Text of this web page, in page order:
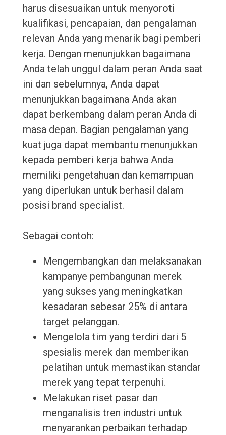
harus disesuaikan untuk menyoroti
kualifikasi, pencapaian, dan pengalaman
relevan Anda yang menarik bagi pemberi
kerja. Dengan menunjukkan bagaimana
Anda telah unggul dalam peran Anda saat
ini dan sebelumnya, Anda dapat
menunjukkan bagaimana Anda akan
dapat berkembang dalam peran Anda di
masa depan. Bagian pengalaman yang
kuat juga dapat membantu menunjukkan
kepada pemberi kerja bahwa Anda
memiliki pengetahuan dan kemampuan
yang diperlukan untuk berhasil dalam
posisi brand specialist.
Sebagai contoh:
Mengembangkan dan melaksanakan
kampanye pembangunan merek
yang sukses yang meningkatkan
kesadaran sebesar 25% di antara
target pelanggan.
Mengelola tim yang terdiri dari 5
spesialis merek dan memberikan
pelatihan untuk memastikan standar
merek yang tepat terpenuhi.
Melakukan riset pasar dan
menganalisis tren industri untuk
menyarankan perbaikan terhadap